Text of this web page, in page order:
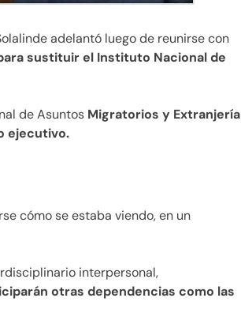
adelantó luego de reunirse con
sustituir el Instituto Nacional de
de Asuntos Migratorios y Extranjería
ejecutivo.
cómo se estaba viendo, en un
interpersonal,
otras dependencias como las